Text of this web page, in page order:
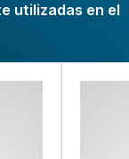
utilizadas en el